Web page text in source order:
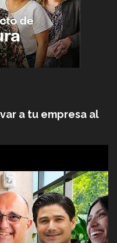
a tu empresa al